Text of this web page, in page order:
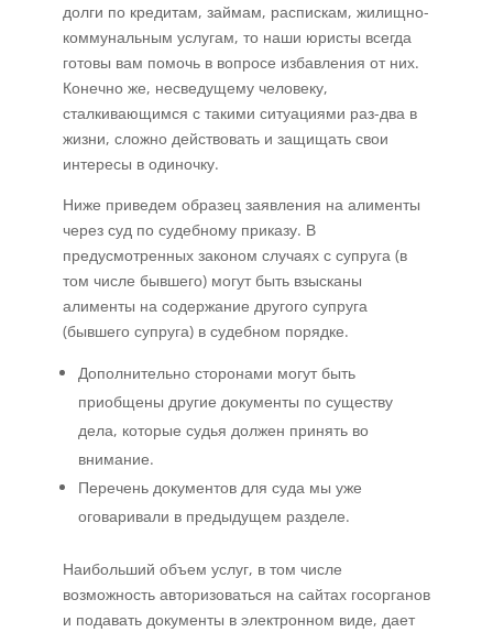
долги по кредитам, займам, распискам, жилищно-
коммунальным услугам, то наши юристы всегда
готовы вам помочь в вопросе избавления от них.
Конечно же, несведущему человеку,
сталкивающимся с такими ситуациями раз-два в
жизни, сложно действовать и защищать свои
интересы в одиночку.
Ниже приведем образец заявления на алименты
через суд по судебному приказу. В
предусмотренных законом случаях с супруга (в
том числе бывшего) могут быть взысканы
алименты на содержание другого супруга
(бывшего супруга) в судебном порядке.
Дополнительно сторонами могут быть
приобщены другие документы по существу
дела, которые судья должен принять во
внимание.
Перечень документов для суда мы уже
оговаривали в предыдущем разделе.
Наибольший объем услуг, в том числе
возможность авторизоваться на сайтах госорганов
и подавать документы в электронном виде, дает